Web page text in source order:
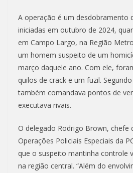
A operação é um desdobramento
iniciadas em outubro de 2024,
em Campo Largo, na Região
um homem suspeito de um
março daquele ano. Com ele,
quilos de crack e um fuzil.
também comandava pontos de
executava rivais.
O delegado Rodrigo Brown, chefe
Operações Policiais Especiais da
que o suspeito mantinha controle
na região central. “Além do